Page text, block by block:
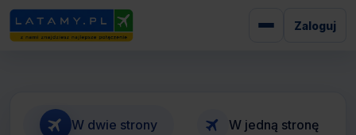
Zaloguj
W dwie strony W jedną stronę